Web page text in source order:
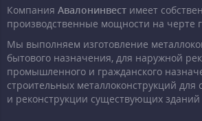
Компания Авалонинвест имеет
производственные мощности на черте
Мы выполняем изготовление
бытового назначения, для наружной
промышленного и гражданского
строительных металлоконструкций для
и реконструкции существующих